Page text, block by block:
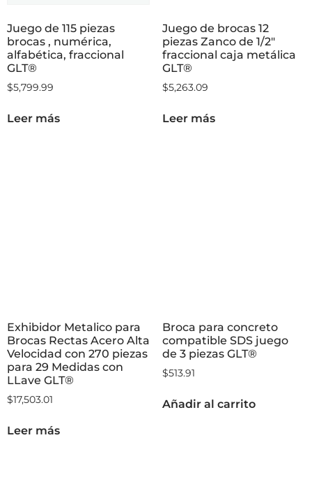
Juego de 115 piezas
brocas , numérica,
alfabética, fraccional
GLT®
$5,799.99
Leer más
Juego de brocas 12
piezas Zanco de 1/2″
fraccional caja metálica
GLT®
$5,263.09
Leer más
Exhibidor Metalico para
Brocas Rectas Acero Alta
Velocidad con 270 piezas
para 29 Medidas con
LLave GLT®
$17,503.01
Leer más
Broca para concreto
compatible SDS juego
de 3 piezas GLT®
$513.91
Añadir al carrito